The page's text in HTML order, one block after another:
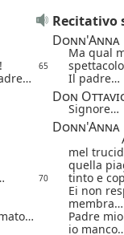
Recitativo
Donn'Anna
Ma qual
65
Il padre…
Don
Signore…
Donn'Anna
mel
quella
70
tinto e
Ei non
membra…
Padre
io